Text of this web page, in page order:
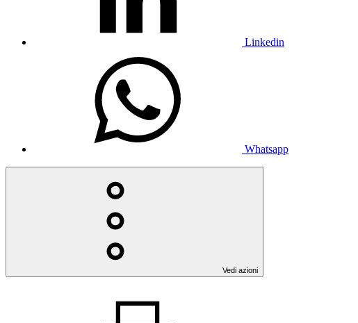
Linkedin
Whatsapp
Vedi azioni